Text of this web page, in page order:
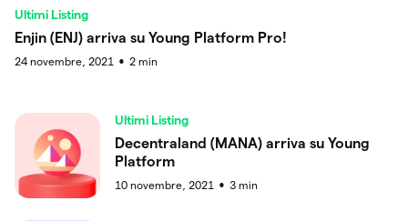
Ultimi Listing
Enjin (ENJ) arriva su Young Platform Pro!
24 novembre, 2021 ● 2 min
Ultimi Listing
Decentraland (MANA) arriva su Young
Platform
10 novembre, 2021 ● 3 min